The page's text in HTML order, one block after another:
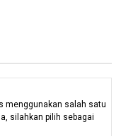
menggunakan salah satu
silahkan pilih sebagai